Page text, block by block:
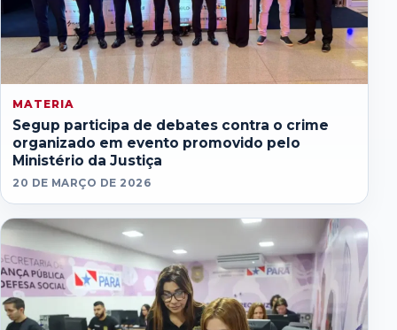
MATERIA
Segup participa de debates contra o crime
organizado em evento promovido pelo
Ministério da Justiça
20 DE MARÇO DE 2026